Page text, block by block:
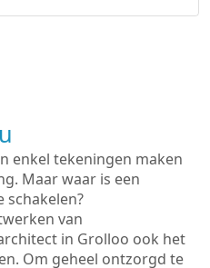
enkel tekeningen maken
Maar waar is een
schakelen?
van
in Grolloo ook het
Om geheel ontzorgd te